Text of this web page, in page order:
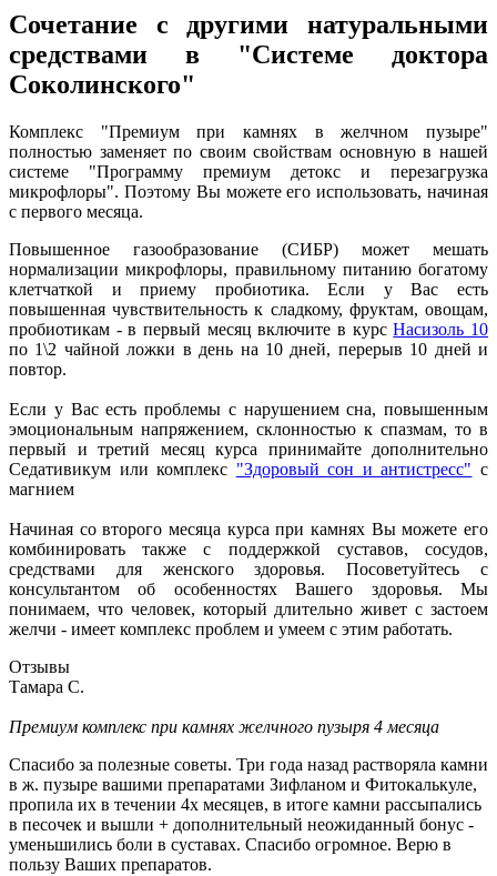
Сочетание с другими натуральными
средствами в "Системе доктора
Соколинского"
Комплекс "Премиум при камнях в желчном пузыре"
полностью заменяет по своим свойствам основную в нашей
системе "Программу премиум детокс и перезагрузка
микрофлоры". Поэтому Вы можете его использовать, начиная
с первого месяца.
Повышенное газообразование (СИБР) может мешать
нормализации микрофлоры, правильному питанию богатому
клетчаткой и приему пробиотика. Если у Вас есть
повышенная чувствительность к сладкому, фруктам, овощам,
пробиотикам - в первый месяц включите в курсНасизоль 10
по 1\2 чайной ложки в день на 10 дней, перерыв 10 дней и
повтор.
Если у Вас есть проблемы с нарушением сна, повышенным
эмоциональным напряжением, склонностью к спазмам, то в
первый и третий месяц курса принимайте дополнительно
Седативикум или комплекс "Здоровый сон и антистресс" с
магнием
Начиная со второго месяца курса при камнях Вы можете его
комбинировать также с поддержкой суставов, сосудов,
средствами для женского здоровья. Посоветуйтесь с
консультантом об особенностях Вашего здоровья. Мы
понимаем, что человек, который длительно живет с застоем
желчи - имеет комплекс проблем и умеем с этим работать.
Отзывы
Тамара С.
Премиум комплекс при камнях желчного пузыря 4 месяца
Спасибо за полезные советы. Три года назад растворяла камни
в ж. пузыре вашими препаратами Зифланом и Фитокалькуле,
пропила их в течении 4х месяцев, в итоге камни рассыпались
в песочек и вышли + дополнительный неожиданный бонус -
уменьшились боли в суставах. Спасибо огромное. Верю в
пользу Ваших препаратов.